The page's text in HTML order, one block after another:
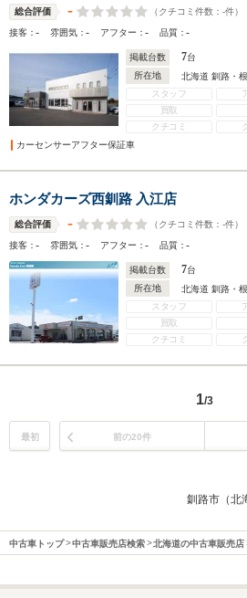
総合評価 - （クチコミ件数： -件）
接客：- 雰囲気：- アフター：- 品質：-
掲載台数 7台
所在地
北海道 釧路・
スタッフ
買取
クチコミ
カーセンサーアフター保証車
ホンダカーズ西釧路 入江店
総合評価 - （クチコミ件数： -件）
接客：- 雰囲気：- アフター：- 品質：-
掲載台数 7台
所在地
北海道 釧路・
スタッフ
買取
クチコミ
1/3
最初 前の20件
釧路市（北
中古車トップ 中古車販売店検索 北海道の中古車販売店